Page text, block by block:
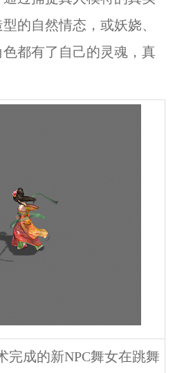
的自然情态，或妖娆、
都有了自己的灵魂，真
完成的新NPC舞女在跳舞